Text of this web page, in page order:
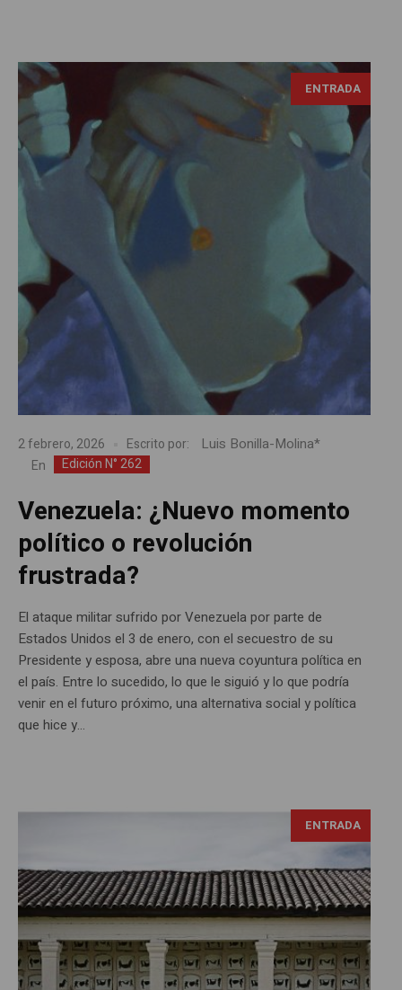
ENTRADA
2 febrero, 2026 Escrito por: Luis Bonilla-Molina*
En Edición N° 262
Venezuela: ¿Nuevo momento
político o revolución
frustrada?
El ataque militar sufrido por Venezuela por parte de
Estados Unidos el 3 de enero, con el secuestro de su
Presidente y esposa, abre una nueva coyuntura política en
el país. Entre lo sucedido, lo que le siguió y lo que podría
venir en el futuro próximo, una alternativa social y política
que hice y...
ENTRADA